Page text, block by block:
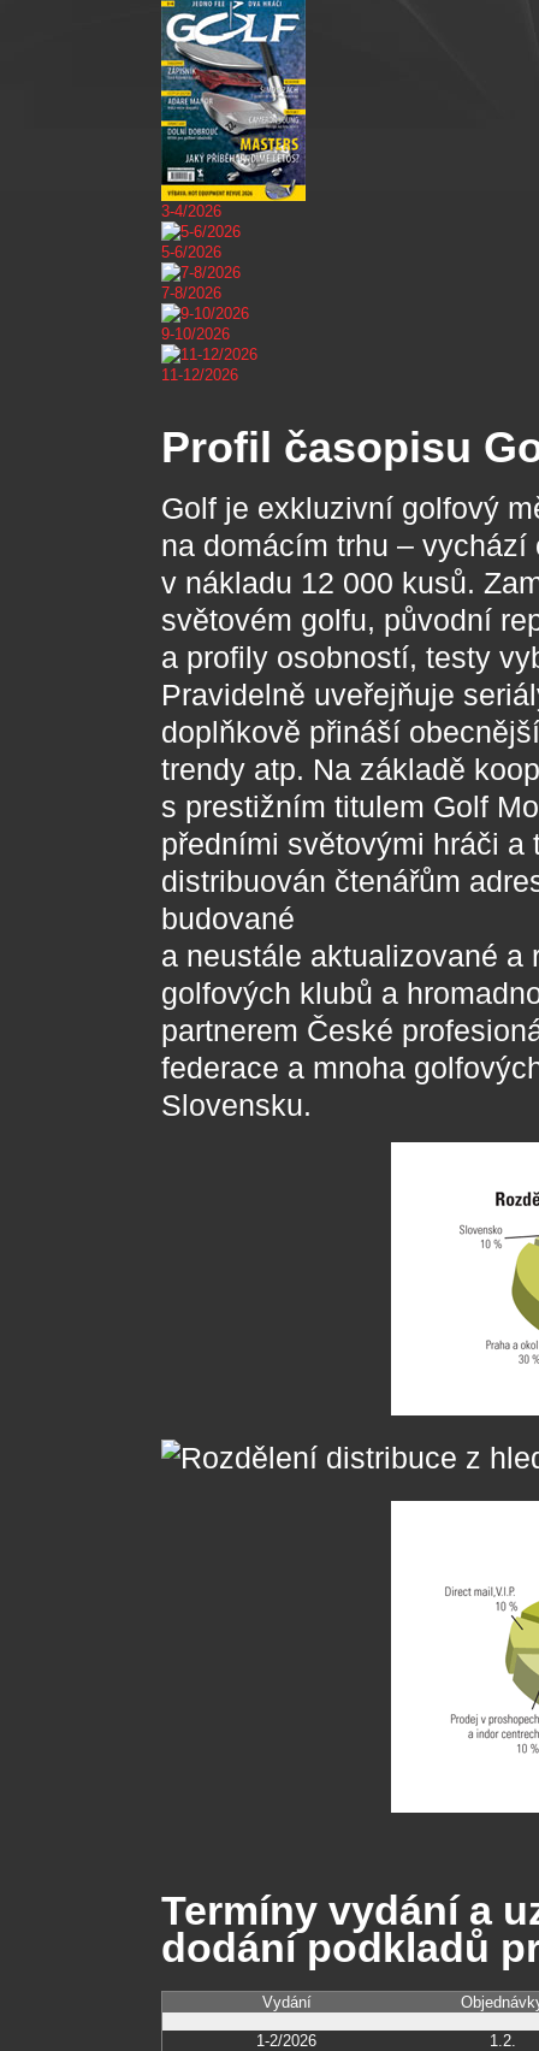
3-4/2026
5-6/2026
7-8/2026
9-10/2026
11-12/2026
Profil časopisu
Golf je exkluzivní golfový
na domácím trhu – vychází
v nákladu 12 000 kusů.
světovém golfu, původní
a profily osobností, testy
Pravidelně uveřejňuje
doplňkově přináší
trendy atp. Na základě
s prestižním titulem Golf
předními světovými hráči
distribuován čtenářům
budované
a neustále aktualizované a
golfových klubů a
partnerem České
federace a mnoha
Slovensku.
Termíny vydání a
dodání podkladů
Vydání
1-2/2026 1.2.